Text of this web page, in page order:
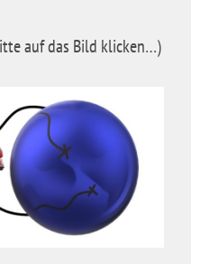
auf das Bild klicken…)